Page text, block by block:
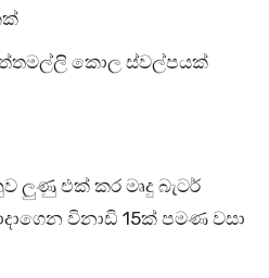
කොල ස්වල්පයක්
ලුණු එක් කර මෘදු බැටර්
විනාඩි 15ක් පමණ වසා